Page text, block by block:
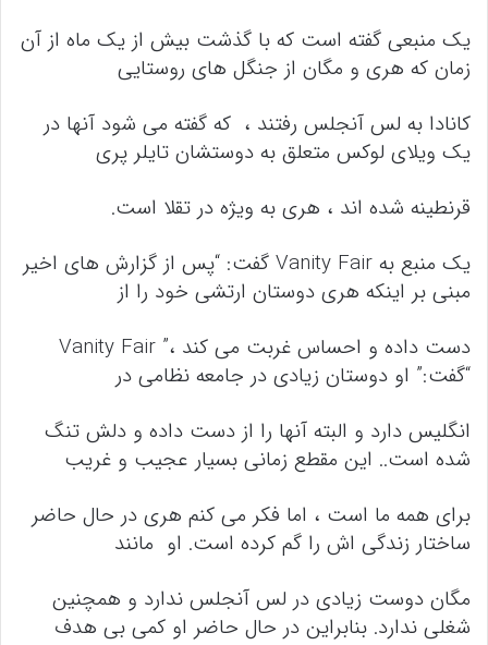
یک منبعی گفته است که با گذشت بیش از یک ماه از آن
زمان که هری و مگان از جنگل های روستایی
کانادا به لس آنجلس رفتند ، که گفته می شود آنها در
یک ویلای لوکس متعلق به دوستشان تایلر پری
قرنطینه شده اند ، هری به ویژه در تقلا است.
یک منبع به Vanity Fair گفت: “پس از گزارش های اخیر
مبنی بر اینکه هری دوستان ارتشی خود را از
دست داده و احساس غربت می کند ،” Vanity Fair
“گفت:” او دوستان زیادی در جامعه نظامی در
انگلیس دارد و البته آنها را از دست داده و دلش تنگ
شده است.. این مقطع زمانی بسیار عجیب و غریب
برای همه ما است ، اما فکر می کنم هری در حال حاضر
ساختار زندگی اش را گم کرده است. او مانند
مگان دوست زیادی در لس آنجلس ندارد و همچنین
شغلی ندارد. بنابراین در حال حاضر او کمی بی هدف